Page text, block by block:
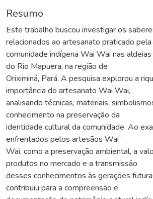
Resumo
Este trabalho buscou investigar os
relacionados ao artesanato praticado pela
comunidade indígena Wai Wai nas
do Rio Mapuera, na região de
Oriximiná, Pará. A pesquisa explorou a
importância do artesanato Wai Wai,
analisando técnicas, materiais,
conhecimento na preservação da
identidade cultural da comunidade. Ao
enfrentados pelos artesãos Wai
Wai, como a preservação ambiental, a
produtos no mercado e a transmissão
desses conhecimentos às gerações
contribuiu para a compreensão e